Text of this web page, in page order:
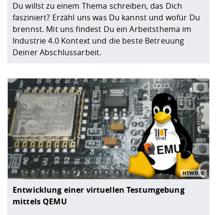
Du willst zu einem Thema schreiben, das Dich
fasziniert? Erzähl uns was Du kannst und wofür Du
brennst. Mit uns findest Du ein Arbeitsthema im
Industrie 4.0 Kontext und die beste Betreuung
Deiner Abschlussarbeit.
Entwicklung einer virtuellen Testumgebung
mittels QEMU
HTWD